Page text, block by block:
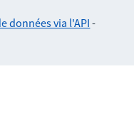
données via l'API-